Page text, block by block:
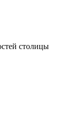
столицы